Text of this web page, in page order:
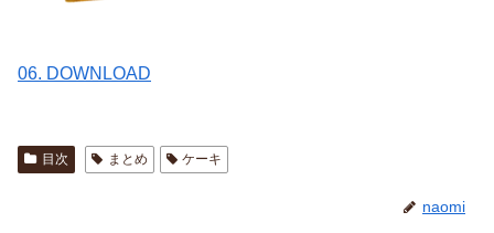
06. DOWNLOAD
目次 まとめ ケーキ
naomi